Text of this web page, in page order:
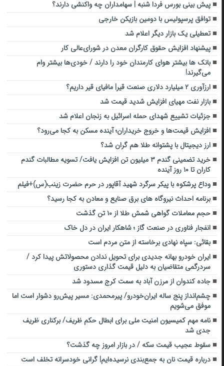
پیش بینی بورس فردا شنبه | سهامداران چه واکنشی دارند؟
توافق پرسپولیس با دومین بازیکن خارجی
تعطیلی یک بازار دیگر اعلام شد
پیشنهاد افزایش حقوق کارگران معدن در شورای‌عالی کار
بانک ها بیشتر هوای کارمندان خود را دارند / خودی‌ها بیشتر وام
می‌گیرند!
ارزآوری ۲ میلیارد دلاری صنعت قیر| مافیای قیر داریم؟
بازار نفت مهیای افزایش شدید قیمت شد
جزئیات تشییع شهدای حمله اسرائیل به زنجان اعلام شد
افزایش قیمت‌ها و خروج خریداران؛ آینده مسکن به کجا می‌رود؟
ارز دیجیتال با پشتوانه طلا هم گران شد؟
خرید تضمینی گندم ۳ میلیون تن افزایش یافت/ تسویه مطالبات گندم
کاران تا ۱۰ روز آینده
وداع پرشکوه با پیکر سرگرد شهید آقاپور در حرم حضرت زینب(س)+فیلم
برنامه احداث نیروگاه های برق صنایع و معادن به کجا رسید؟
حجم معاملات گواهی شمش طلا از ۱۰ تن گذشت
انفجار فناوری در صنعت گاز ؛ شاهکار ایران در دل خاک
بقائی: ‏سپاه نهادی برخاسته از متن مردم است
ایران خودرو بهانه جدیدی برای تحویل ندادن محصولاتش پیدا کرد /
سردرگمی متقاضیان به دلیل قیمت گذاری دستوری
جاده کندوان از مرزن آباد به سمت کرج مسدود شد
چشم‌انداز پنج ساله ایران‌خودرو/ پیرمحمدی: مسیر پیش‌رو دشوار است اما
موفق می‌شویم
نامه مهم کمیسیون امنیت ملی برای ابطال حکم ظریف/ برکناری ظریف
جدی شد
سقوط عجیب قیمت سکه / در بازار امروز چه گذشت؟
درباره قیمت نان به جمع‌بندی نرسیده‌ایم| گرانی خودسرانه تخلف است